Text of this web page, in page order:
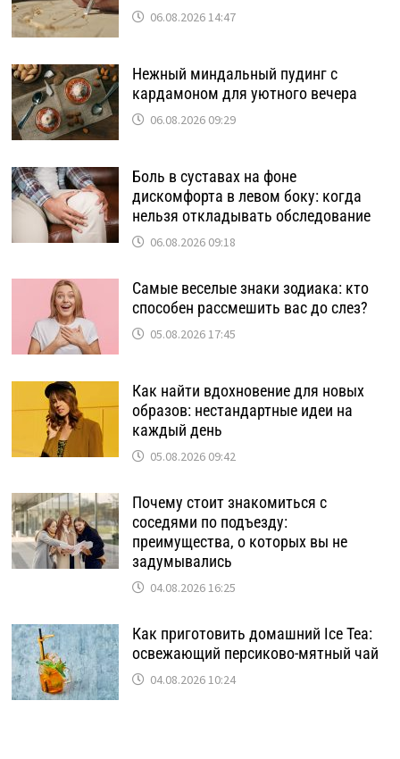
06.08.2026 14:47
Нежный миндальный пудинг с
кардамоном для уютного вечера
06.08.2026 09:29
Боль в суставах на фоне
дискомфорта в левом боку: когда
нельзя откладывать обследование
06.08.2026 09:18
Самые веселые знаки зодиака: кто
способен рассмешить вас до слез?
05.08.2026 17:45
Как найти вдохновение для новых
образов: нестандартные идеи на
каждый день
05.08.2026 09:42
Почему стоит знакомиться с
соседями по подъезду:
преимущества, о которых вы не
задумывались
04.08.2026 16:25
Как приготовить домашний Ice Tea:
освежающий персиково-мятный чай
04.08.2026 10:24